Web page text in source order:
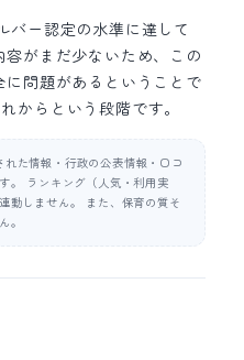
バー認定の水準に達して
がまだ少ないため、この
問題があるということで
からという段階です。
た情報・行政の公表情報・口コ
。 ランキング（人気・利用実
動しません。 また、保育の質そ
。